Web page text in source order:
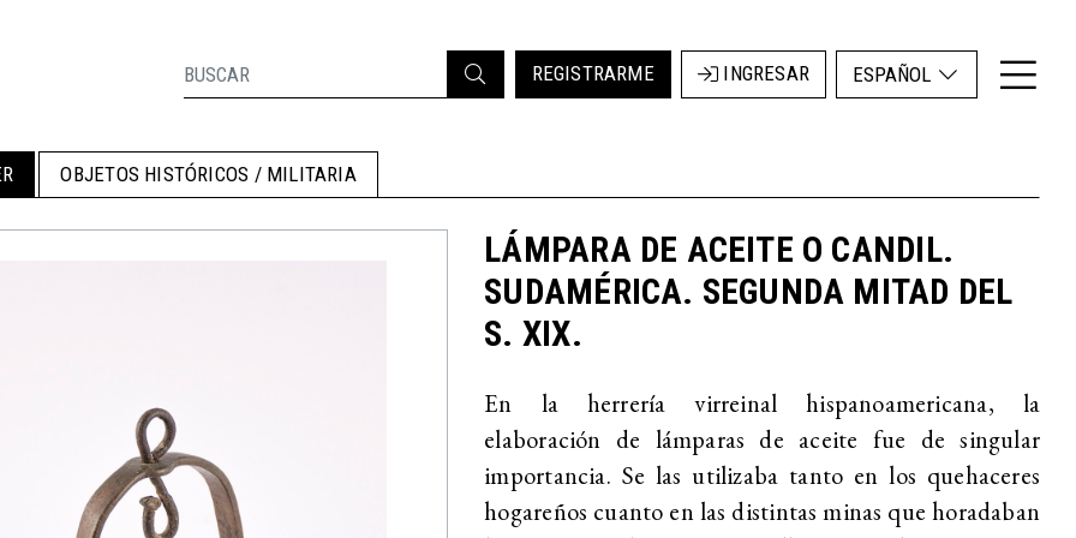
REGISTRARME INGRESAR ESPAÑOL
OBJETOS HISTÓRICOS / MILITARIA
LÁMPARA DE ACEITE O CANDIL.
SUDAMÉRICA. SEGUNDA MITAD DEL
S. XIX.
En la herrería virreinal hispanoamericana, la
elaboración de lámparas de aceite fue de singular
importancia. Se las utilizaba tanto en los quehaceres
hogareños cuanto en las distintas minas que horadaban